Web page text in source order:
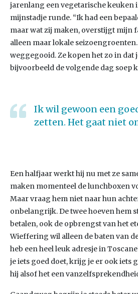
jarenlang een vegetarische keuken
mijnstadje runde. “Ik had een
maar wat zij maken, overstijgt mijn
alleen maar lokale
weggegooid. Ze kopen het zo in dat
bijvoorbeeld de volgende dag soep
Ik wil gewoon een
zetten. Het gaat niet
Een halfjaar werkt hij nu met ze
maken momenteel de lunchboxen
Maar vraag hem niet naar hun
onbelangrijk. De twee hoeven hem
betalen, ook de opbrengst van het
Wieffering wil alleen de baten van
heb een heel leuk adresje in
je iets goed doet, krijg je er ook iets
hij alsof het een